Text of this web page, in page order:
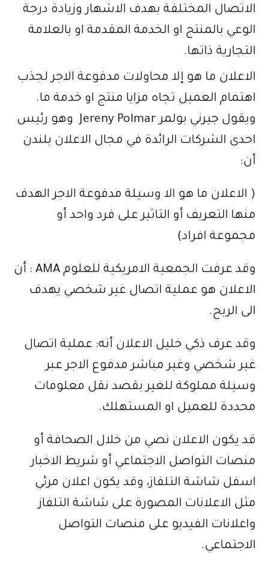
الاتصال المختلفة بهدف الاشهار وزيادة درجة
الوعي بالمنتج او الخدمة المقدمة او بالعلامة
التجارية ذاتها.
الاعلان ما هو إلا محاولات مدفوعة الاجر لجذب
اهتمام العميل تجاه مزايا منتج او خدمة ما.
ويقول جيرني بولمر Jereny Polmar وهو رئيس
احدى الشركات الرائدة في مجال الاعلان بلندن
أن:
( الاعلان ما هو الا وسيلة مدفوعة الاجر الهدف
منها التعريف أو التاثير على فرد واحد أو
مجموعة افراد)
وقد عرفت الجمعية الامريكية للعلوم AMA : أن
الاعلان هو عملية اتصال غير شخصي يهدف
الى الربح.
وقد عرف ذكي خليل الاعلان أنه: عملية اتصال
غير شخصي وغير مباشر مدفوع الاجر عبر
وسيلة مملوكة للغير بقصد نقل معلومات
محددة للعميل او المستهلك.
قد يكون الاعلان نصي من خلال الصحافة أو
منصات التواصل الاجتماعي أو شريط الاخبار
اسفل شاشة التلفاز، وقد يكون اعلان مرئي
مثل الاعلانات المصورة على شاشة التلفاز
واعلانات الفيديو على منصات التواصل
الاجتماعي.